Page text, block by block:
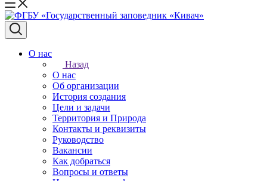
О нас
Назад
О нас
Об организации
История создания
Цели и задачи
Территория и Природа
Контакты и реквизиты
Руководство
Вакансии
Как добраться
Вопросы и ответы